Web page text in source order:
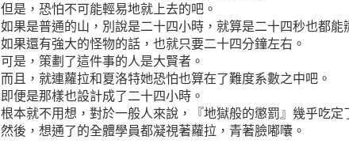
但是，恐怕不可能輕易地就上去的吧。
如果是普通的山，別說是二十四小時，就算是二十四秒也都能
如果還有強大的怪物的話，也就只要二十四分鐘左右。
可是，策劃了這件事的人是大賢者。
而且，就連蘿拉和夏洛特她恐怕也算在了難度系數之中吧。
即便是那樣也設計成了二十四小時。
根本就不用想，對於一般人來說，『地獄般的懲罰』幾乎吃定
然後，想通了的全體學員都凝視著蘿拉，青著臉嘟囔。